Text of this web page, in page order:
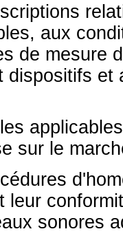
aux
de mesure
dispositifs et
sur le
leur
sonores